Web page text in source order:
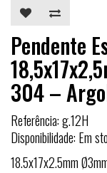
Pendente
304 –
Referência: g.12H
Disponibilidade: Em
18.5x17x2.5mm